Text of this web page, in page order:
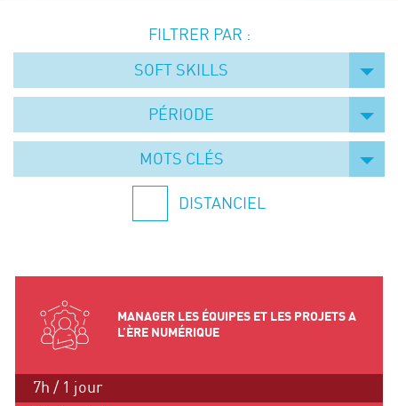
Symposium on Chain Transfer Catalysis for
sustainability – September 15 and 16, 2026
FRENCH-CHINESE CONFERENCE ON GREEN
Contacts
FILTRER PAR :
SOFT SKILLS
PÉRIODE
MOTS CLÉS
DISTANCIEL
MANAGER LES ÉQUIPES ET LES PROJETS A
L’ÈRE NUMÉRIQUE
7h / 1 jour